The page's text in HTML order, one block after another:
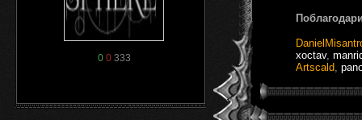
0 0333
xoctav,
Artscald